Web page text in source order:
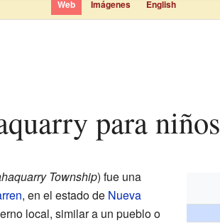
Web Imágenes English
para niños
Township) fue una
, en el estado de Nueva
local, similar a un pueblo o